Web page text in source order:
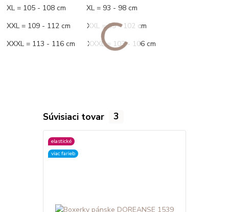
XL = 105 - 108 cm XL = 93 - 98 cm
XXL = 109 - 112 cm XXL = 99 - 102 cm
XXXL = 113 - 116 cm XXXL = 103 - 106 cm
Súvisiaci tovar 3
elastické
viac farieb